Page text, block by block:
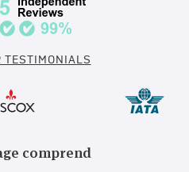
TESTIMONIALS
comprend